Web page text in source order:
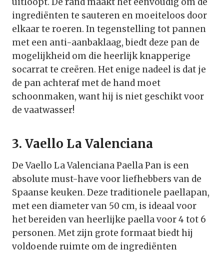
ingrediënten te sauteren en moeiteloos door
elkaar te roeren. In tegenstelling tot pannen
met een anti-aanbaklaag, biedt deze pan de
mogelijkheid om die heerlijk knapperige
socarrat te creëren. Het enige nadeel is dat je
de pan achteraf met de hand moet
schoonmaken, want hij is niet geschikt voor
de vaatwasser!
3. Vaello La Valenciana
De Vaello La Valenciana Paella Pan is een
absolute must-have voor liefhebbers van de
Spaanse keuken. Deze traditionele paellapan,
met een diameter van 50 cm, is ideaal voor
het bereiden van heerlijke paella voor 4 tot 6
personen. Met zijn grote formaat biedt hij
voldoende ruimte om de ingrediënten